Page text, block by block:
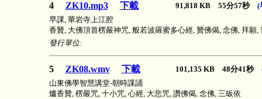
4 ZK10.mp3 下載 91,818 KB 55分57秒 (
早課, 華岩寺上江腔
香贊, 大佛頂首楞嚴神咒, 般若波羅蜜多心經, 贊佛偈, 念佛, 拜願
發行單位:
5 ZK08.wmv 下載 101,135 KB 48分41秒
山東佛學智慧講堂-朝時課誦
爐香贊, 楞嚴咒, 十小咒, 心經, 大悲咒, 讚佛偈, 念佛, 三皈依